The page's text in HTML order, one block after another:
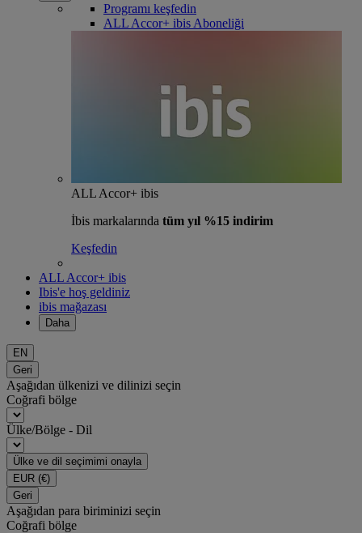
Programı keşfedin
ALL Accor+ ibis Aboneliği
ALL Accor+ ibis
İbis markalarında tüm yıl %15 indirim
Keşfedin
ALL Accor+ ibis
Ibis'e hoş geldiniz
ibis mağazası
Daha
EN
Geri
Aşağıdan ülkenizi ve dilinizi seçin
Coğrafi bölge
Ülke/Bölge - Dil
Ülke ve dil seçimimi onayla
EUR (€)
Geri
Aşağıdan para biriminizi seçin
Coğrafi bölge